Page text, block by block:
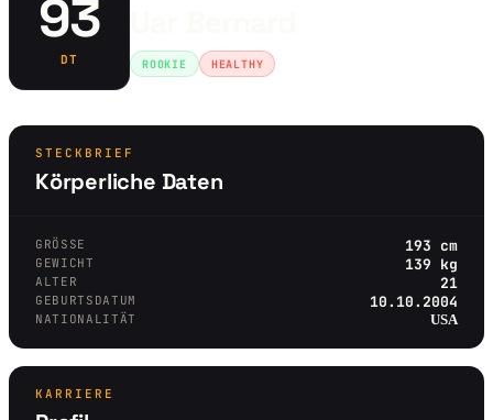
93
DT ROOKIE HEALTHY
STECKBRIEF
Körperliche Daten
GRÖSSE 193 cm
GEWICHT 139 kg
ALTER 21
GEBURTSDATUM 10.10.2004
NATIONALITÄT USA
KARRIERE